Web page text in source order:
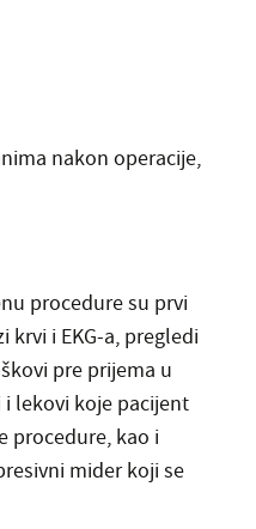
nakon operacije,
procedure su prvi
krvi i EKG-a, pregledi
pre prijema u
lekovi koje pacijent
procedure, kao i
mider koji se